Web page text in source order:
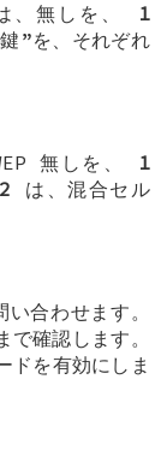
、無しを、
1
”を、それぞれ
無しを、
1
2 は、混合セル
合わせます。
確認します。
ドを有効にしま